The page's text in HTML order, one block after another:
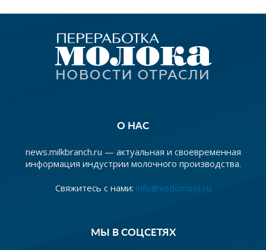
О НАС
news.milkbranch.ru — актуальная и своевременная
информация индустрии молочного производства.
Свяжитесь с нами: info@vedomost.ru
МЫ В СОЦСЕТЯХ